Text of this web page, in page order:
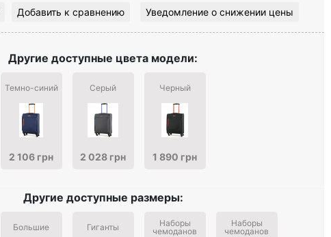
Добавить к сравнению Уведомление о снижении цены
Другие доступные цвета модели:
Темно-синий
2 106 грн
Серый
2 028 грн
Черный
1 890 грн
Другие доступные размеры:
Большие Гиганты
Наборы
чемоданов
Наборы
чемоданов